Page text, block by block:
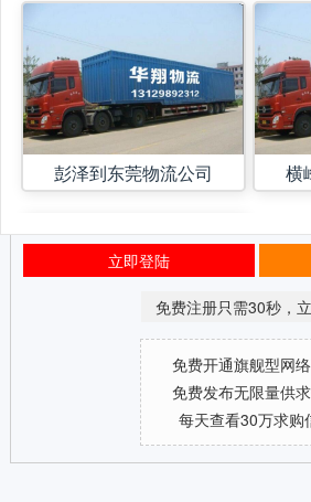
彭泽到东莞物流公司 横
立即登陆
免费注册只需30秒，
免费开通旗舰型网
免费发布无限量供
每天查看30万求购